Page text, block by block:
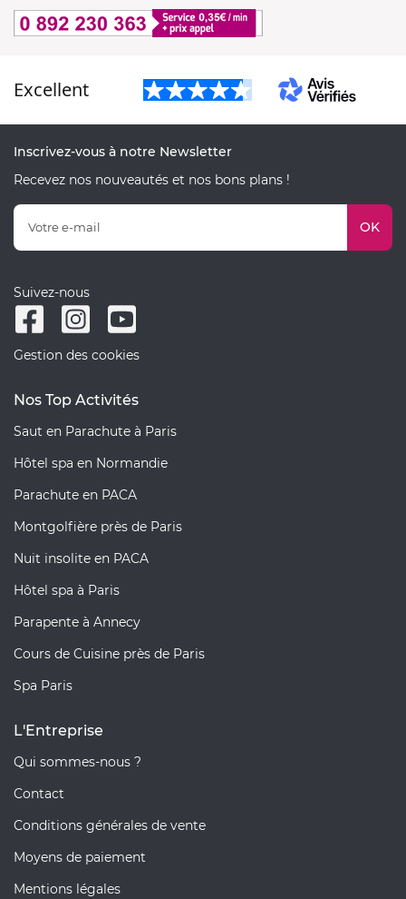
Excellent
Inscrivez-vous à notre Newsletter
Recevez nos nouveautés et nos bons plans !
OK
Suivez-nous
Gestion des cookies
Nos Top Activités
Saut en Parachute à Paris
Hôtel spa en Normandie
Parachute en PACA
Montgolfière près de Paris
Nuit insolite en PACA
Hôtel spa à Paris
Parapente à Annecy
Cours de Cuisine près de Paris
Spa Paris
L'Entreprise
Qui sommes-nous ?
Contact
Conditions générales de vente
Moyens de paiement
Mentions légales